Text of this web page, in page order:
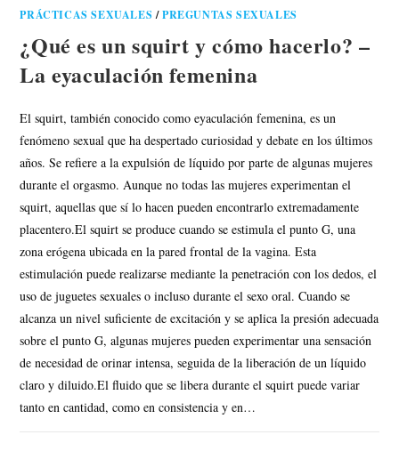
PRÁCTICAS SEXUALES/PREGUNTAS SEXUALES
¿Qué es un squirt y cómo hacerlo? –
La eyaculación femenina
El squirt, también conocido como eyaculación femenina, es un
fenómeno sexual que ha despertado curiosidad y debate en los últimos
años. Se refiere a la expulsión de líquido por parte de algunas mujeres
durante el orgasmo. Aunque no todas las mujeres experimentan el
squirt, aquellas que sí lo hacen pueden encontrarlo extremadamente
placentero.El squirt se produce cuando se estimula el punto G, una
zona erógena ubicada en la pared frontal de la vagina. Esta
estimulación puede realizarse mediante la penetración con los dedos, el
uso de juguetes sexuales o incluso durante el sexo oral. Cuando se
alcanza un nivel suficiente de excitación y se aplica la presión adecuada
sobre el punto G, algunas mujeres pueden experimentar una sensación
de necesidad de orinar intensa, seguida de la liberación de un líquido
claro y diluido.El fluido que se libera durante el squirt puede variar
tanto en cantidad, como en consistencia y en…